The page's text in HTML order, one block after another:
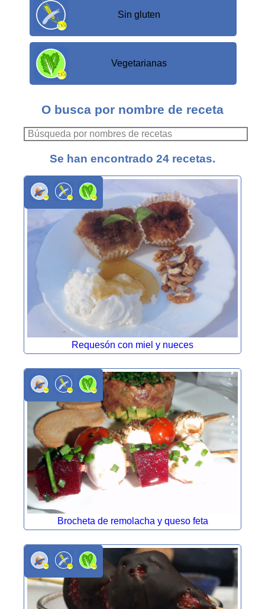
Sin gluten
Vegetarianas
O busca por nombre de receta
Se han encontrado 24 recetas.
Requesón con miel y nueces
Brocheta de remolacha y queso feta